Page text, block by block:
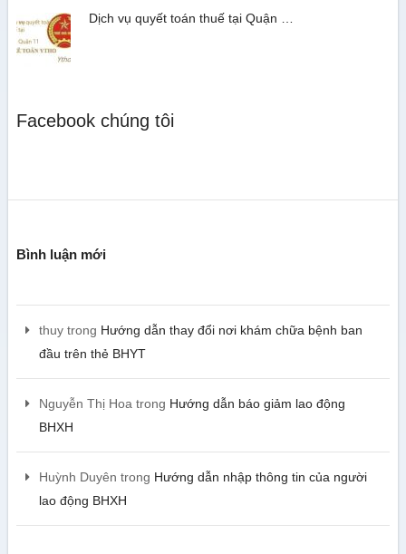
Dịch vụ quyết toán thuế tại Quận …
Facebook chúng tôi
Bình luận mới
thuytrong Hướng dẫn thay đổi nơi khám chữa bệnh ban
đầu trên thẻ BHYT
Nguyễn Thị Hoa trong Hướng dẫn báo giảm lao động
BHXH
Huỳnh Duyên trong Hướng dẫn nhập thông tin của người
lao động BHXH